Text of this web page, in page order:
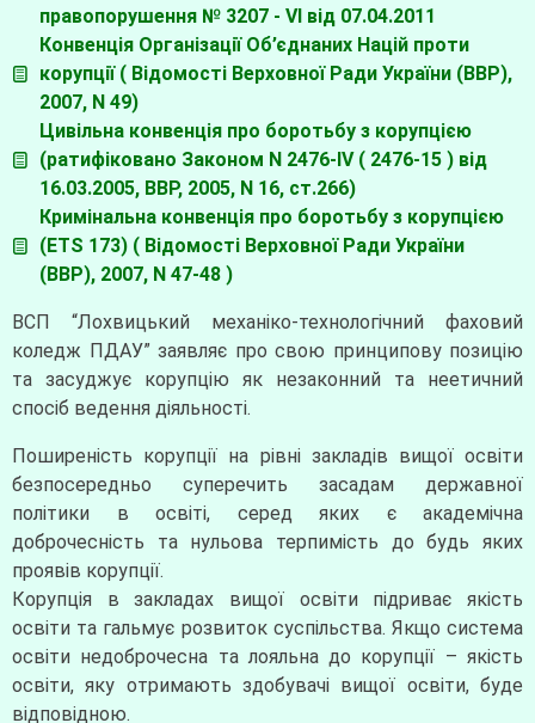
правопорушення № 3207 - VI від 07.04.2011
Конвенція Організації Об’єднаних Націй проти
корупції ( Відомості Верховної Ради України (ВВР),
2007, N 49)
Цивільна конвенція про боротьбу з корупцією
(ратифіковано Законом N 2476-IV ( 2476-15 ) від
16.03.2005, ВВР, 2005, N 16, ст.266)
Кримінальна конвенція про боротьбу з корупцією
(ETS 173) ( Відомості Верховної Ради України
(ВВР), 2007, N 47-48 )
ВСП “Лохвицький механіко-технологічний фаховий
коледж ПДАУ” заявляє про свою принципову позицію
та засуджує корупцію як незаконний та неетичний
спосіб ведення діяльності.
Поширеність корупції на рівні закладів вищої освіти
безпосередньо суперечить засадам державної
політики в освіті, серед яких є академічна
доброчесність та нульова терпимість до будь яких
проявів корупції.
Корупція в закладах вищої освіти підриває якість
освіти та гальмує розвиток суспільства. Якщо система
освіти недоброчесна та лояльна до корупції – якість
освіти, яку отримають здобувачі вищої освіти, буде
відповідною.